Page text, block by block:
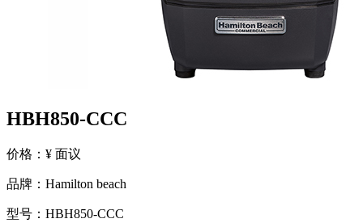
HBH850-CCC
价格：¥ 面议
品牌：Hamilton beach
型号：HBH850-CCC